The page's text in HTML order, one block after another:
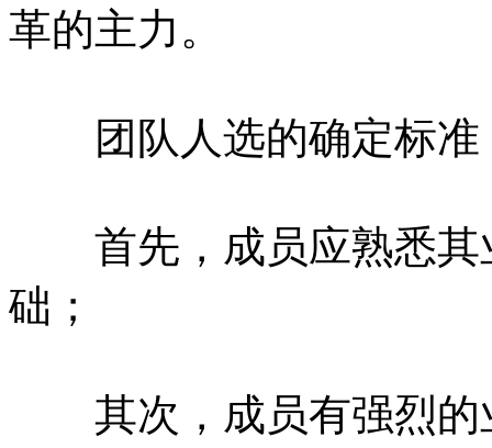
革的主力。
团队人选的确定标准
首先，成员应熟悉其
础；
其次，成员有强烈的